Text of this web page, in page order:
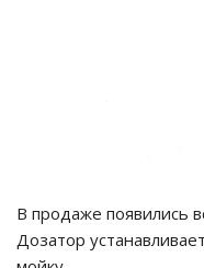
В продаже появились
Дозатор